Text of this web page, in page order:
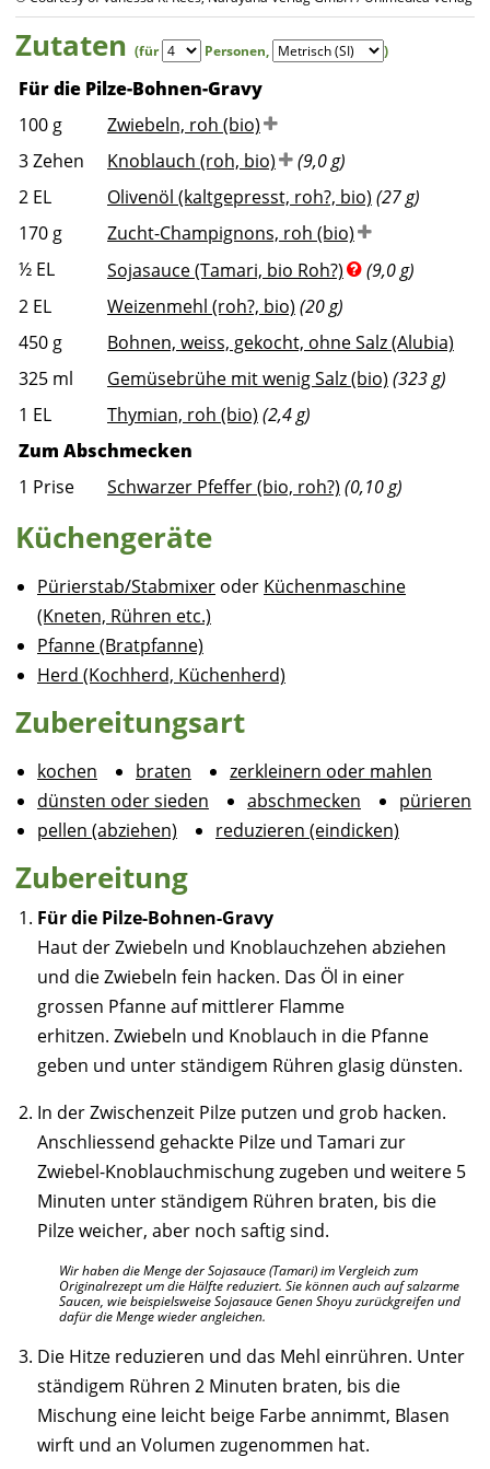
Zutaten (für Personen, )
Für die Pilze-Bohnen-Gravy
100 g
Zwiebeln, roh (bio)
3Zehen Knoblauch (roh, bio)
(9,0 g)
2 EL Olivenöl (kaltgepresst, roh?, bio) (27 g)
170 g
Zucht-Champignons, roh (bio)
½ EL Sojasauce (Tamari, bio Roh?)
(9,0 g)
2 EL Weizenmehl (roh?, bio) (20 g)
450 g
Bohnen, weiss, gekocht, ohne Salz (Alubia)
325 ml Gemüsebrühe mit wenig Salz (bio) (323 g)
1 EL Thymian, roh (bio) (2,4 g)
Zum Abschmecken
1 Prise Schwarzer Pfeffer (bio, roh?) (0,10 g)
Küchengeräte
Pürierstab/Stabmixer oder Küchenmaschine
(Kneten, Rühren etc.)
Pfanne (Bratpfanne)
Herd (Kochherd, Küchenherd)
Zubereitungsart
kochen braten
zerkleinern oder mahlen
dünsten oder sieden
abschmecken
pürieren
pellen (abziehen)
reduzieren (eindicken)
Zubereitung
Für die Pilze-Bohnen-Gravy
Haut der Zwiebeln und Knoblauchzehen abziehen
und die Zwiebeln fein hacken. Das Öl in einer
grossen Pfanne auf mittlerer Flamme
erhitzen. Zwiebeln und Knoblauch in die Pfanne
geben und unter ständigem Rühren glasig dünsten.
In der Zwischenzeit Pilze putzen und grob hacken.
Anschliessend gehackte Pilze und Tamari zur
Zwiebel-Knoblauchmischung zugeben und weitere 5
Minuten unter ständigem Rühren braten, bis die
Pilze weicher, aber noch saftig sind.
Wir haben die Menge der Sojasauce (Tamari) im Vergleich zum
Originalrezept um die Hälfte reduziert. Sie können auch auf salzarme
Saucen, wie beispielsweise Sojasauce Genen Shoyu zurückgreifen und
dafür die Menge wieder angleichen.
Die Hitze reduzieren und das Mehl einrühren. Unter
ständigem Rühren 2 Minuten braten, bis die
Mischung eine leicht beige Farbe annimmt, Blasen
wirft und an Volumen zugenommen hat.